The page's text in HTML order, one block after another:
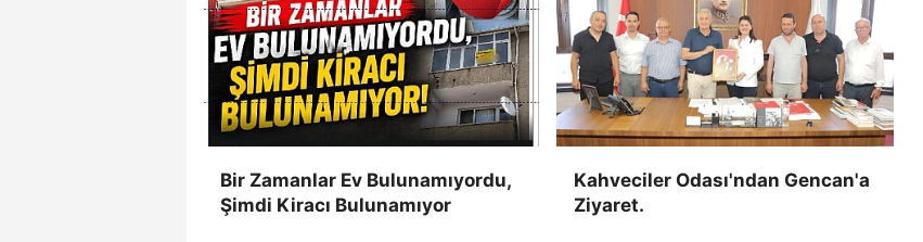
Bir Zamanlar Ev Bulunamıyordu,
Şimdi Kiracı Bulunamıyor
Kahveciler Odası'ndan Gencan'a
Ziyaret.